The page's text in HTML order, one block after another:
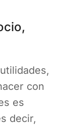
con
es
decir,